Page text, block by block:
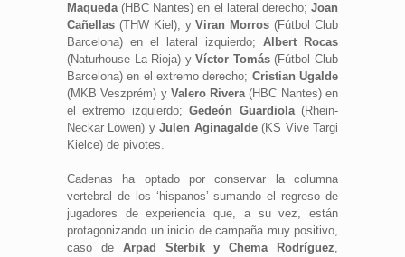
Maqueda(HBC Nantes) en el lateral derecho; Joan
Cañellas (THW Kiel), yViran Morros (Fútbol Club
Barcelona) en el lateral izquierdo; Albert Rocas
(Naturhouse La Rioja) yVíctor Tomás(Fútbol Club
Barcelona) en el extremo derecho; Cristian Ugalde
(MKB Veszprém) y Valero Rivera(HBC Nantes) en
el extremo izquierdo;Gedeón Guardiola(Rhein-
Neckar Löwen) yJulen Aginagalde(KS Vive Targi
Kielce) de pivotes.
Cadenas ha optado por conservar la columna
vertebral de los ‘hispanos’ sumando el regreso de
jugadores de experiencia que, a su vez, están
protagonizando un inicio de campaña muy positivo,
caso de Arpad Sterbik y Chema Rodríguez,